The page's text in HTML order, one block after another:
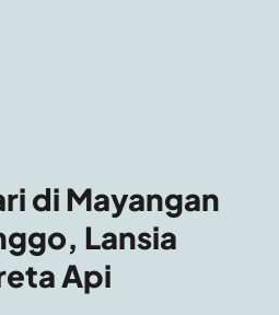
di Mayangan
Lansia
Api